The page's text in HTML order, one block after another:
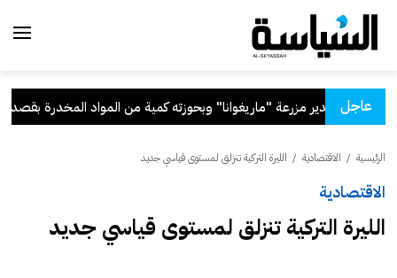
عاجل
مواطن يدير مزرعة "ماريغوانا" وبحوزته كمية من المواد المخدرة بقصد
الرئيسية / الاقتصادية / الليرة التركية تنزلق لمستوى قياسي جديد
الاقتصادية
الليرة التركية تنزلق لمستوى قياسي جديد